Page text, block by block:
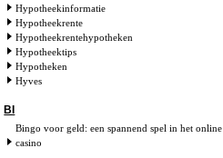
Hypotheekinformatie
Hypotheekrente
Hypotheekrentehypotheken
Hypotheektips
Hypotheken
Hyves
BI
Bingo voor geld: een spannend spel in het online
casino